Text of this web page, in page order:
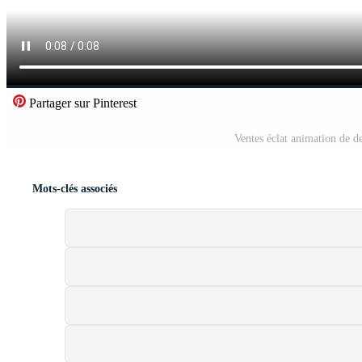
Partager sur Pinterest
Ventes éclat animation de
Mots-clés associés